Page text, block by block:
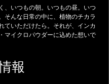
、いつもの朝。いつもの昼。いつ
そんな日常の中に、植物のチカラ
ていただけたら。それが、インカ
マイクロパウダーに込めた想いで
報